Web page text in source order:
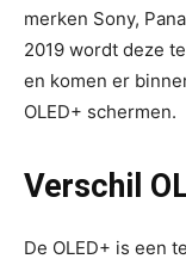
merken Sony,
2019 wordt deze
en komen er
OLED+ schermen.
Verschil
De OLED+ is een